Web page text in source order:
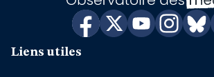
Liens utiles